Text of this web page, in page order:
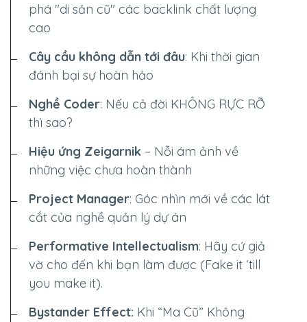
phá "di sản cũ" các backlink chất lượng
cao
Cây cầu không dẫn tới đâu: Khi thời gian
đánh bại sự hoàn hảo
Nghề Coder: Nếu cả đời KHÔNG RỰC RỠ
thì sao?
Hiệu ứng Zeigarnik – Nỗi ám ảnh về
những việc chưa hoàn thành
Project Manager: Góc nhìn mới về các lát
cắt của nghề quản lý dự án
Performative Intellectualism: Hãy cứ giả
vờ cho đến khi bạn làm được (Fake it ‘till
you make it).
Bystander Effect: Khi “Ma Cũ” Không